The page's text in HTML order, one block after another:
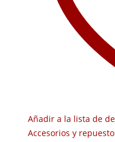
Añadir a la lista de
Accesorios y